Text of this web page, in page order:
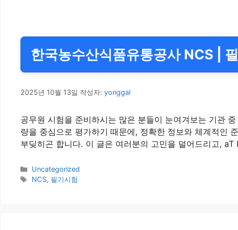
한국농수산식품유통공사 NCS |
2025년 10월 13일 작성자: yonggal
공무원 시험을 준비하시는 많은 분들이 눈여겨보는 기관
량을 중심으로 평가하기 때문에, 정확한 정보와 체계적인
부딪히곤 합니다. 이 글은 여러분의 고민을 덜어드리고,
카
테
Uncategorized
태
NCS, 필기시험